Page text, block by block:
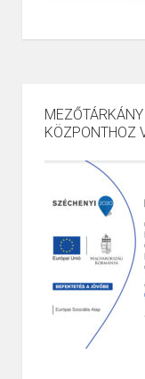
KÖZPONTHOZ